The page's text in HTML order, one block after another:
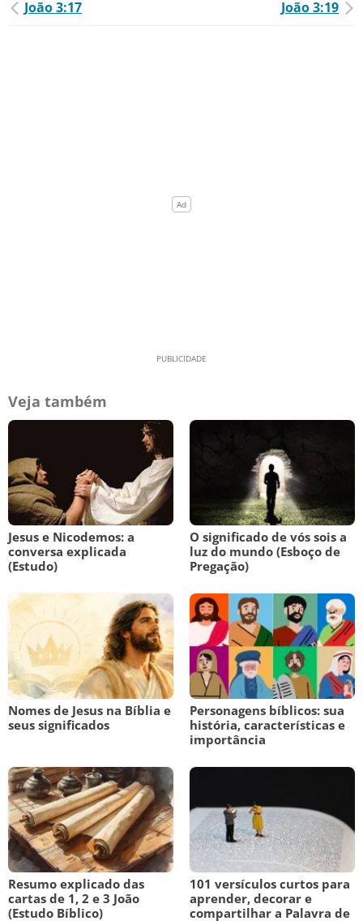
João 3:17 João 3:19
Veja também
Jesus e Nicodemos: a
conversa explicada
(Estudo)
O significado de vós sois a
luz do mundo (Esboço de
Pregação)
Nomes de Jesus na Bíblia e
seus significados
Personagens bíblicos: sua
história, características e
importância
Resumo explicado das
cartas de 1, 2 e 3 João
(Estudo Bíblico)
101 versículos curtos para
aprender, decorar e
compartilhar a Palavra de